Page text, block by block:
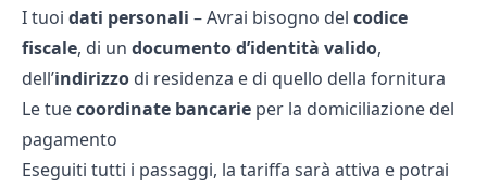
I tuoi dati personali – Avrai bisogno del codice
fiscale, di un documento d’identità valido,
dell’indirizzo di residenza e di quello della fornitura
Le tuecoordinate bancarie per la domiciliazione del
pagamento
Eseguiti tutti i passaggi, la tariffa sarà attiva e potrai